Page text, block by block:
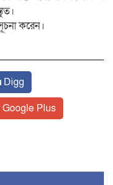
করেন।
Digg
Google Plus